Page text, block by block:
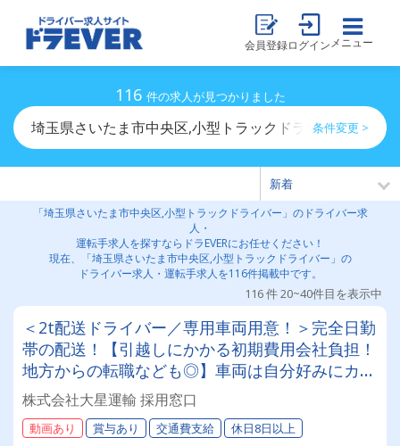
会員登録ログイン メニュー
116 件の求人が見つかりました
埼玉県さいたま市中央区,小型トラックドライバーのドラ
条件変更 >
「埼玉県さいたま市中央区,小型トラックドライバー」のドライバー求
人・
運転手求人を探すならドラEVERにお任せください！
現在、「埼玉県さいたま市中央区,小型トラックドライバー」の
ドライバー求人・運転手求人を116件掲載中です。
116 件 20~40件目を表示中
＜2t配送ドライバー／専用車両用意！＞完全日勤
帯の配送！【引越しにかかる初期費用会社負担！
地方からの転職なども◎】車両は自分好みにカス
タムしてOK！20～50代が活躍中！女性ドライバ
ーも現役で活躍中！大手取引先が多数なので、長
期安定して働けます！
株式会社大星運輸 採用窓口
動画あり 賞与あり 交通費支給 休日8日以上